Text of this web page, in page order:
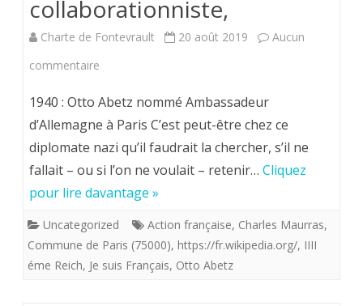
collaborationniste,
Charte de Fontevrault 20 août 2019
Aucun
commentaire
française
moteur
d’une
collaborationniste,
1940 : Otto Abetz nommé Ambassadeur
d’Allemagne à Paris C’est peut-être chez ce
diplomate nazi qu’il faudrait la chercher, s’il ne
fallait – ou si l’on ne voulait – retenir… Cliquez
pour lire davantage »
Uncategorized Action française, Charles Maurras,
Commune de Paris (75000), https://fr.wikipedia.org/, IIII
éme Reich, Je suis Français, Otto Abetz